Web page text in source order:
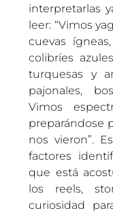
interpretarlas
leer: “Vimos
cuevas
colibríes
turquesas y
pajonales,
Vimos
preparándose
nos vieron”.
factores
que está
los reels,
curiosidad